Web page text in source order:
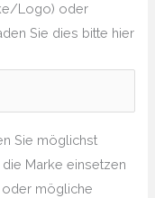
Logo) oder
Sie dies bitte hier
Sie möglichst
Marke einsetzen
mögliche